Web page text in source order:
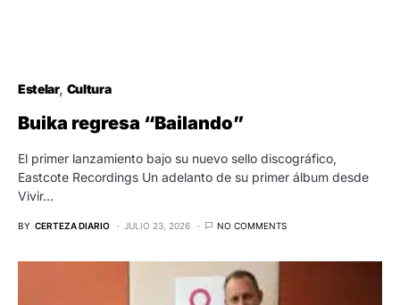
Estelar Cultura
Buika regresa “Bailando”
El primer lanzamiento bajo su nuevo sello discográfico,
Eastcote Recordings Un adelanto de su primer álbum desde
Vivir…
BY CERTEZA DIARIO JULIO 23, 2026 NO COMMENTS